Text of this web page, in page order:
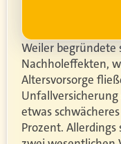
Weiler begründete
Nachholeffekten,
Altersvorsorge
etwas
Prozent.